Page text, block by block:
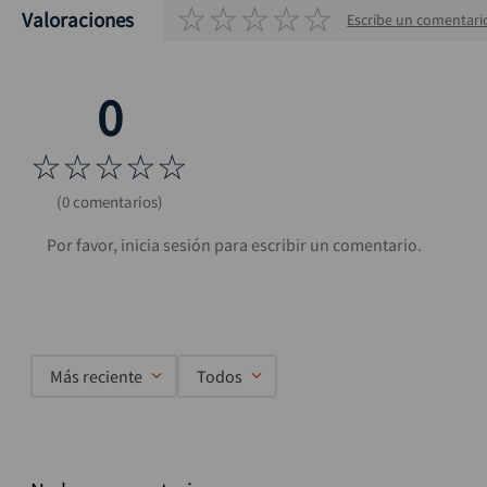
Valoraciones ☆☆☆☆☆ Escribe un
☆☆☆☆☆
(0 comentarios)
Más reciente Todos